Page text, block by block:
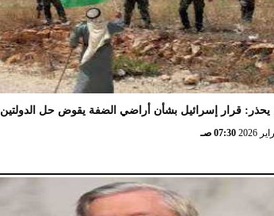
قرار إسرائيل بشأن أراضي الضفة يقوض حل الدولتين
07:30 صـ